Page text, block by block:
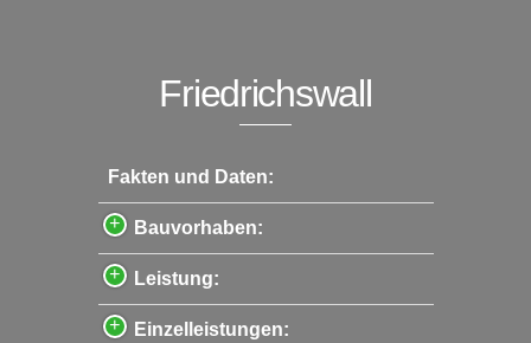
Friedrichswall
Fakten und Daten:
Bauvorhaben:
Leistung:
Einzelleistungen: